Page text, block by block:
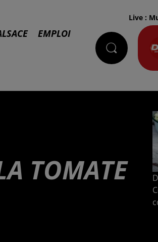
EMPLOI
Live :
TOMATE